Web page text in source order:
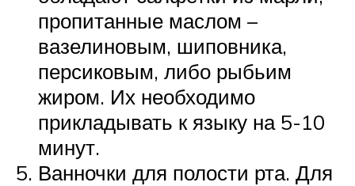
пропитанные маслом –
вазелиновым, шиповника,
персиковым, либо рыбьим
жиром. Их необходимо
прикладывать к языку на 5-10
минут.
Ванночки для полости рта. Для